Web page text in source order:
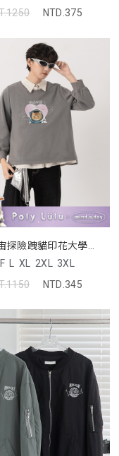
NTD.375
探險跩貓印花大學
聯名)
F L XL 2XL 3XL
NTD.345